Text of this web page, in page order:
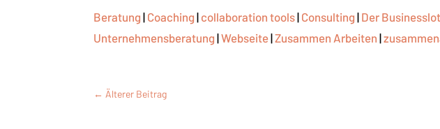
Beratung | Coaching | collaboration tools| Consulting | Der
Unternehmensberatung |Webseite|Zusammen Arbeiten |
← Älterer Beitrag